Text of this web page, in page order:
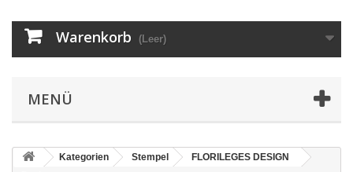
Warenkorb (Leer)
MENÜ
Kategorien Stempel
FLORILEGES DESIGN